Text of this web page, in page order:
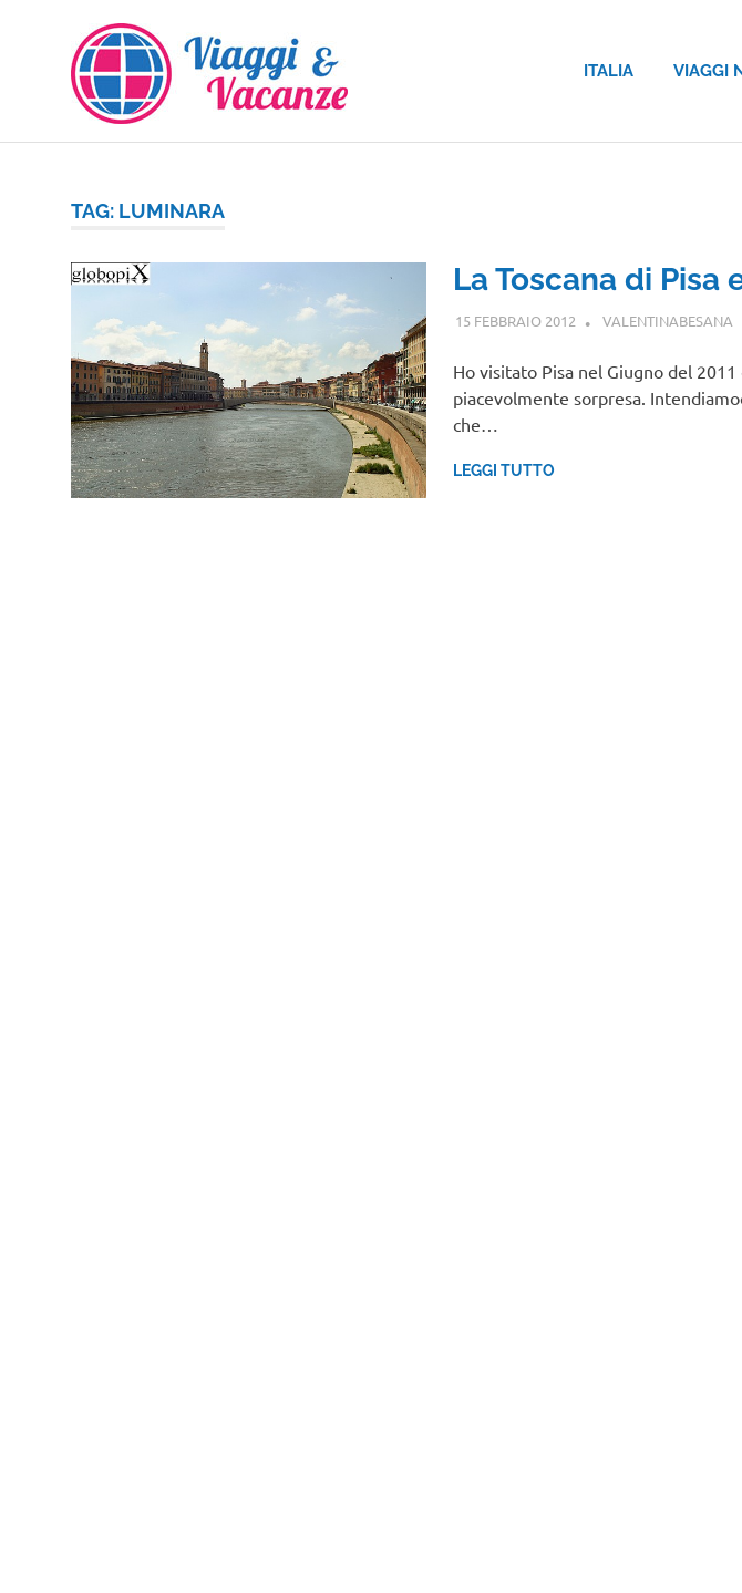
contenuto
ITALIA VIAGGI
TAG: LUMINARA
La Toscana di Pisa
15 FEBBRAIO 2012 VALENTINABESANA
Ho visitato Pisa nel Giugno del
piacevolmente sorpresa.
che…
LEGGI TUTTO